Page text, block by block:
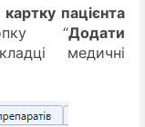
пацієнта
“Додати
медичні